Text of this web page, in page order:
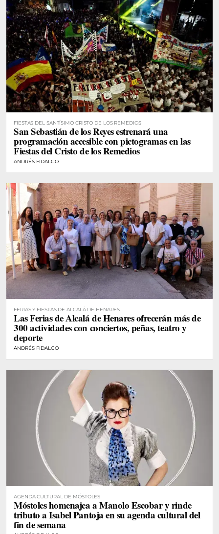
FIESTAS DEL SANTÍSIMO CRISTO DE LOS REMEDIOS
San Sebastián de los Reyes estrenará una
programación accesible con pictogramas en las
Fiestas del Cristo de los Remedios
ANDRÉS FIDALGO
FERIAS Y FIESTAS DE ALCALÁ DE HENARES
Las Ferias de Alcalá de Henares ofrecerán más de
300 actividades con conciertos, peñas, teatro y
deporte
ANDRÉS FIDALGO
AGENDA CULTURAL DE MÓSTOLES
Móstoles homenajea a Manolo Escobar y rinde
tributo a Isabel Pantoja en su agenda cultural del
fin de semana